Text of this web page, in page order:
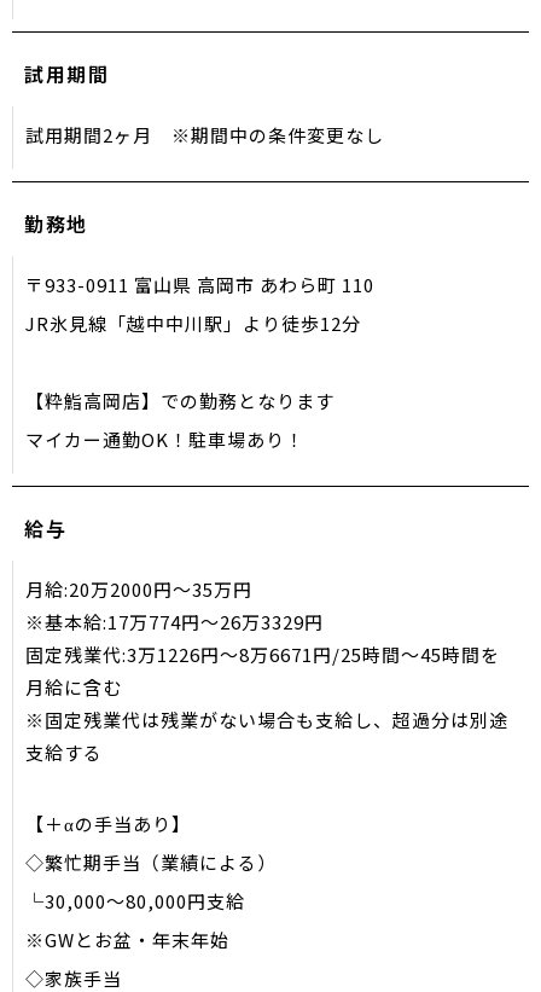
試用期間
試用期間2ヶ月 ※期間中の条件変更なし
勤務地
〒933-0911 富山県 高岡市 あわら町 110
JR氷見線「越中中川駅」より徒歩12分
【粋鮨高岡店】での勤務となります
マイカー通勤OK！駐車場あり！
給与
月給:20万2000円〜35万円
※基本給:17万774円〜26万3329円
固定残業代:3万1226円〜8万6671円/25時間〜45時間を
月給に含む
※固定残業代は残業がない場合も支給し、超過分は別途
支給する
【＋αの手当あり】
◇繁忙期手当（業績による）
└30,000〜80,000円支給
※GWとお盆・年末年始
◇家族手当